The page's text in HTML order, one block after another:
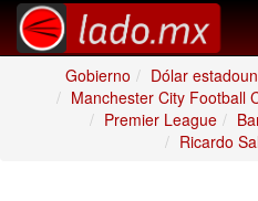
Gobierno
Dólar
Manchester City Football
Premier League
Ricardo